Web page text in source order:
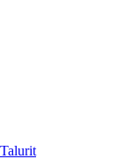
Talurit